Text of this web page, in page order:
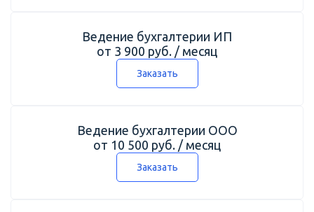
Ведение бухгалтерии ИП
от 3 900 руб. / месяц
Заказать
Ведение бухгалтерии ООО
от 10 500 руб. / месяц
Заказать